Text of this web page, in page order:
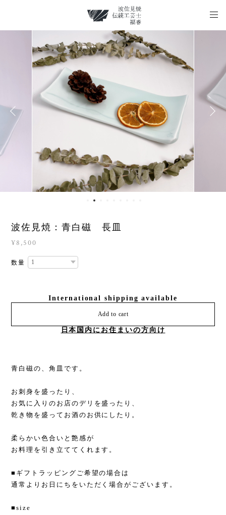
波佐見焼：青白磁 長皿
¥8,500
数量
International shipping available
Add to cart
日本国内にお住まいの方向け
青白磁の、角皿です。
お刺身を盛ったり、
お気に入りのお店のデリを盛ったり、
乾き物を盛ってお酒のお供にしたり。
柔らかい色合いと艶感が
お料理を引き立ててくれます。
■ギフトラッピングご希望の場合は
通常よりお日にちをいただく場合がございます。
■size